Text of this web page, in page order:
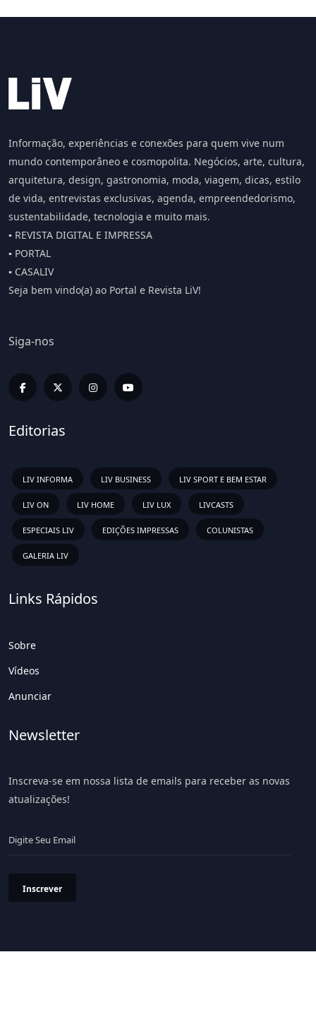
Informação, experiências e conexões para quem vive num
mundo contemporâneo e cosmopolita. Negócios, arte, cultura,
arquitetura, design, gastronomia, moda, viagem, dicas, estilo
de vida, entrevistas exclusivas, agenda, empreendedorismo,
sustentabilidade, tecnologia e muito mais.
▪️ REVISTA DIGITAL E IMPRESSA
▪️ PORTAL
▪️ CASALIV
Seja bem vindo(a) ao Portal e Revista LiV!
Siga-nos
Editorias
LIV INFORMA LIV BUSINESS LIV SPORT E BEM ESTAR
LIV ON LIV HOME LIV LUX LIVCASTS
ESPECIAIS LIV EDIÇÕES IMPRESSAS COLUNISTAS
GALERIA LIV
Links Rápidos
Sobre
Vídeos
Anunciar
Newsletter
Inscreva-se em nossa lista de emails para receber as novas
atualizações!
Inscrever